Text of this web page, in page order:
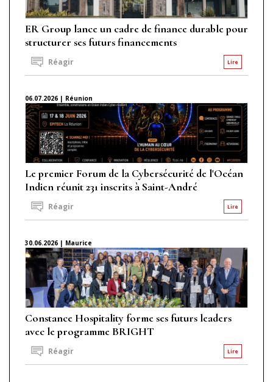
ER Group lance un cadre de finance durable pour
structurer ses futurs financements
Lire
Réagir
06.07.2026 | Réunion
Le premier Forum de la Cybersécurité de l'Océan
Indien réunit 231 inscrits à Saint-André
Lire
Réagir
30.06.2026 | Maurice
Constance Hospitality forme ses futurs leaders
avec le programme BRIGHT
Lire
Réagir